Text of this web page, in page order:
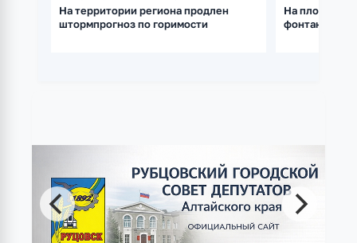
На территории региона продлен
штормпрогноз по горимости
На площади
фонтан